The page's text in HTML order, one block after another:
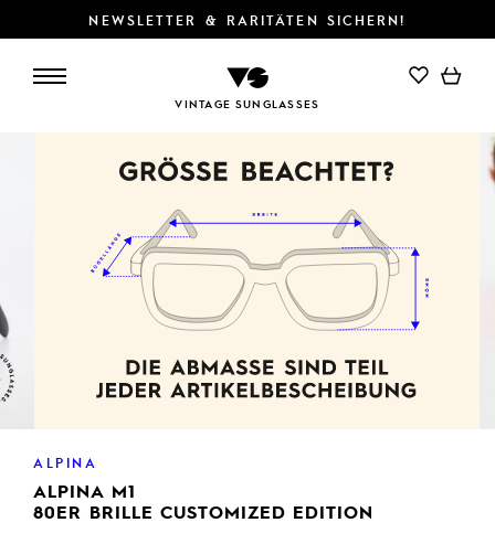
NEWSLETTER & RARITÄTEN SICHERN!
VINTAGE SUNGLASSES
IN DEN WARENKORB
ALPINA
ALPINA M1
80ER BRILLE CUSTOMIZED EDITION